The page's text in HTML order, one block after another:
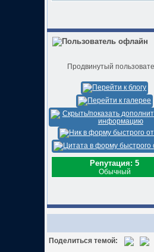
Продвинутый
Репутация: 5
Обычный
Поделиться темой: